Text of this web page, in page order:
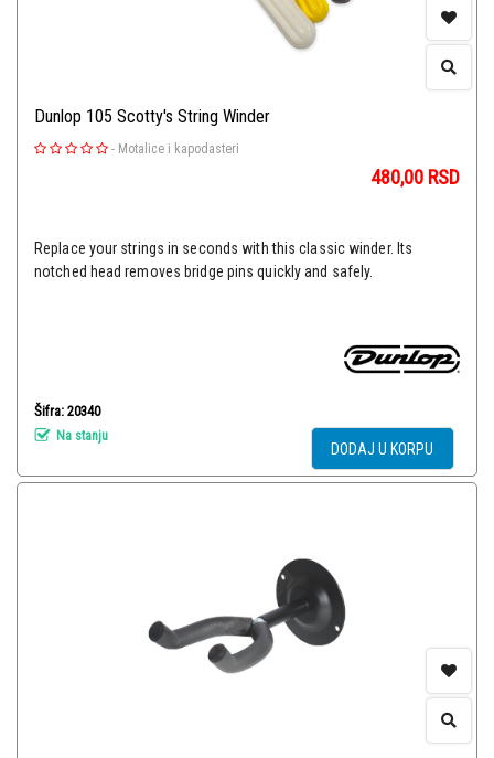
Dunlop 105 Scotty's String Winder
- Motalice i kapodasteri
480,00 RSD
Replace your strings in seconds with this classic winder. Its
notched head removes bridge pins quickly and safely.
Šifra: 20340
Na stanju
DODAJ U KORPU